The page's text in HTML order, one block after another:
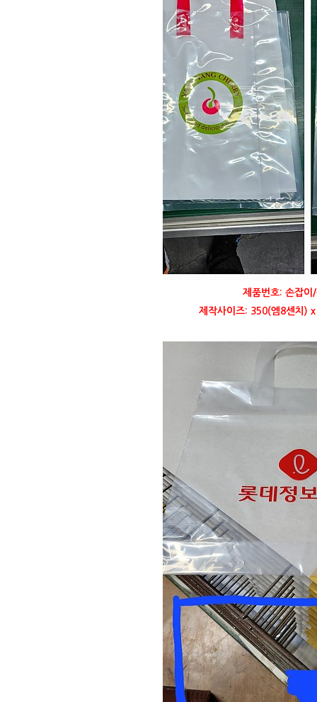
제품번호: 손잡이
제작사이즈: 350(엠8센치)